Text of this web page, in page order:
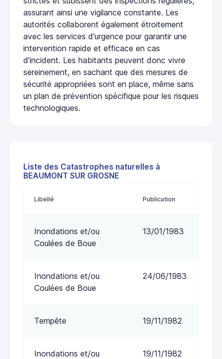
assurant ainsi une vigilance constante. Les
autorités collaborent également étroitement
avec les services d'urgence pour garantir une
intervention rapide et efficace en cas
d'incident. Les habitants peuvent donc vivre
sereinement, en sachant que des mesures de
sécurité appropriées sont en place, même sans
un plan de prévention spécifique pour les risques
technologiques.
Liste des Catastrophes naturelles à
BEAUMONT SUR GROSNE
Libellé Publication
Inondations et/ou
Coulées de Boue
13/01/1983
Inondations et/ou
Coulées de Boue
24/06/1983
Tempête 19/11/1982
Inondations et/ou
19/11/1982